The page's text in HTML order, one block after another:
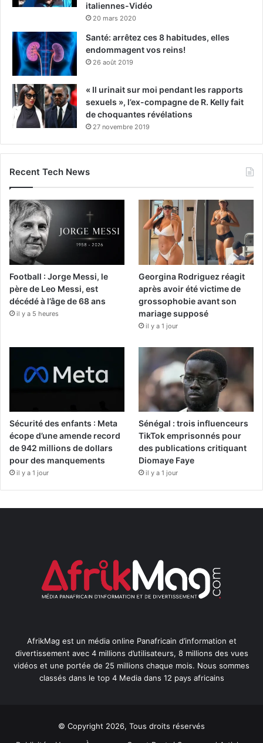
italiennes-Vidéo
20 mars 2020
Santé: arrêtez ces 8 habitudes, elles
endommagent vos reins!
26 août 2019
« Il urinait sur moi pendant les rapports
sexuels », l’ex-compagne de R. Kelly fait
de choquantes révélations
27 novembre 2019
Recent Tech News
Football : Jorge Messi, le
père de Leo Messi, est
décédé à l’âge de 68 ans
il y a 5 heures
Georgina Rodriguez réagit
après avoir été victime de
grossophobie avant son
mariage supposé
il y a 1 jour
Sécurité des enfants : Meta
écope d’une amende record
de 942 millions de dollars
pour des manquements
il y a 1 jour
Sénégal : trois influenceurs
TikTok emprisonnés pour
des publications critiquant
Diomaye Faye
il y a 1 jour
AfrikMag est un média online Panafricain d’information et
divertissement avec 4 millions d’utilisateurs, 8 millions des vues
vidéos et une portée de 25 millions chaque mois. Nous sommes
classés dans le top 4 Media dans 12 pays africains
© Copyright 2026, Tous droits réservés